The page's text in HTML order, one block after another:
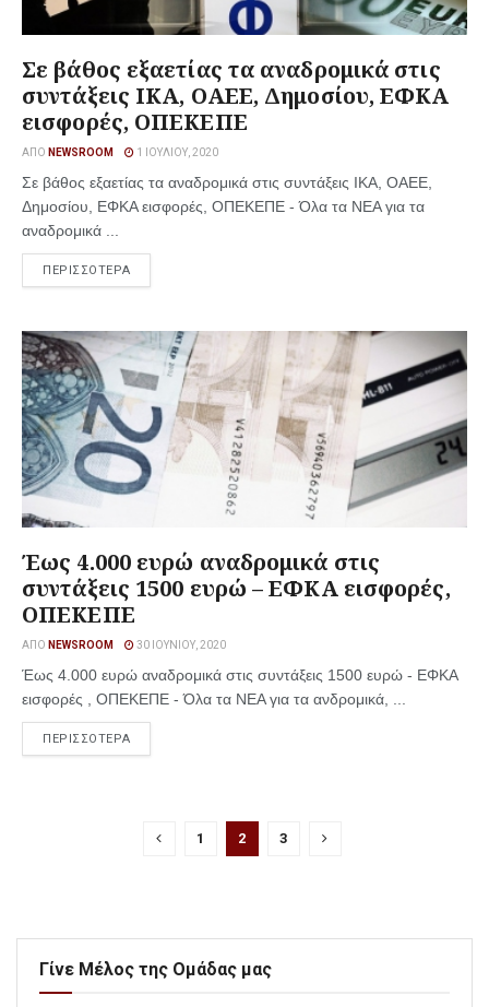
Σε βάθος εξαετίας τα αναδρομικά στις
συντάξεις ΙΚΑ, ΟΑΕΕ, Δημοσίου, ΕΦΚΑ
εισφορές, ΟΠΕΚΕΠΕ
ΑΠΌ NEWSROOM 1 ΙΟΥΛΊΟΥ, 2020
Σε βάθος εξαετίας τα αναδρομικά στις συντάξεις ΙΚΑ, ΟΑΕΕ,
Δημοσίου, ΕΦΚΑ εισφορές, ΟΠΕΚΕΠΕ - Όλα τα ΝΕΑ για τα
αναδρομικά ...
ΠΕΡΙΣΣΟΤΕΡΑ
Έως 4.000 ευρώ αναδρομικά στις
συντάξεις 1500 ευρώ – ΕΦΚΑ εισφορές,
ΟΠΕΚΕΠΕ
ΑΠΌ NEWSROOM 30 ΙΟΥΝΊΟΥ, 2020
Έως 4.000 ευρώ αναδρομικά στις συντάξεις 1500 ευρώ - ΕΦΚΑ
εισφορές , ΟΠΕΚΕΠΕ - Όλα τα ΝΕΑ για τα ανδρομικά, ...
ΠΕΡΙΣΣΟΤΕΡΑ
1 2 3
Γίνε Μέλος της Ομάδας μας